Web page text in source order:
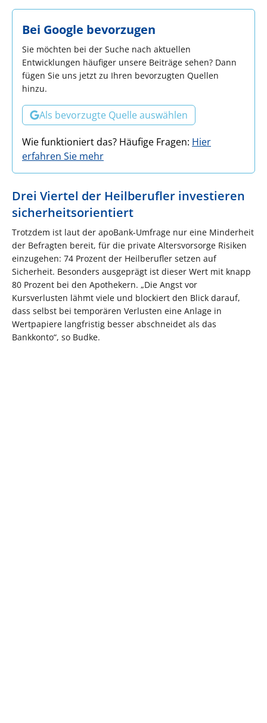
Bei Google bevorzugen
Sie möchten bei der Suche nach aktuellen
Entwicklungen häufiger unsere Beiträge sehen? Dann
fügen Sie uns jetzt zu Ihren bevorzugten Quellen
hinzu.
Als bevorzugte Quelle auswählen
Wie funktioniert das? Häufige Fragen: Hier
erfahren Sie mehr
Drei Viertel der Heilberufler investieren
sicherheitsorientiert
Trotzdem ist laut der apoBank-Umfrage nur eine Minderheit
der Befragten bereit, für die private Altersvorsorge Risiken
einzugehen: 74 Prozent der Heilberufler setzen auf
Sicherheit. Besonders ausgeprägt ist dieser Wert mit knapp
80 Prozent bei den Apothekern. „Die Angst vor
Kursverlusten lähmt viele und blockiert den Blick darauf,
dass selbst bei temporären Verlusten eine Anlage in
Wertpapiere langfristig besser abschneidet als das
Bankkonto“, so Budke.